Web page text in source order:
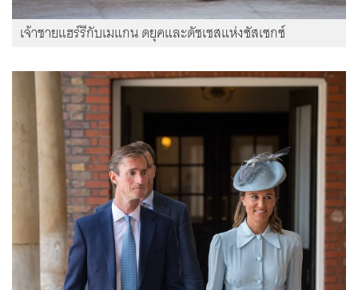
เจ้าชายแฮร์รีกับเมแกน ดยุคและดัชเชสแห่งซัสเซกซ์